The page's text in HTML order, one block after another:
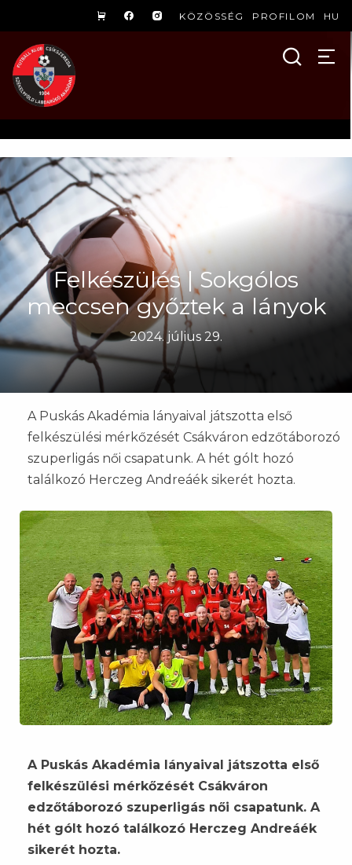
KÖZÖSSÉG PROFILOM HU
Felkészülés | Sokgólos
meccsen győztek a lányok
2024. július 29.
A Puskás Akadémia lányaival játszotta első
felkészülési mérkőzését Csákváron edzőtáborozó
szuperligás női csapatunk. A hét gólt hozó
találkozó Herczeg Andreáék sikerét hozta.
A Puskás Akadémia lányaival játszotta első
felkészülési mérkőzését Csákváron
edzőtáborozó szuperligás női csapatunk. A
hét gólt hozó találkozó Herczeg Andreáék
sikerét hozta.